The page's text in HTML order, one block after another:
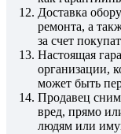
Доставка
ремонта, а
за счет
Настоящая
организации,
может быть
Продавец
вред, прямо
людям или